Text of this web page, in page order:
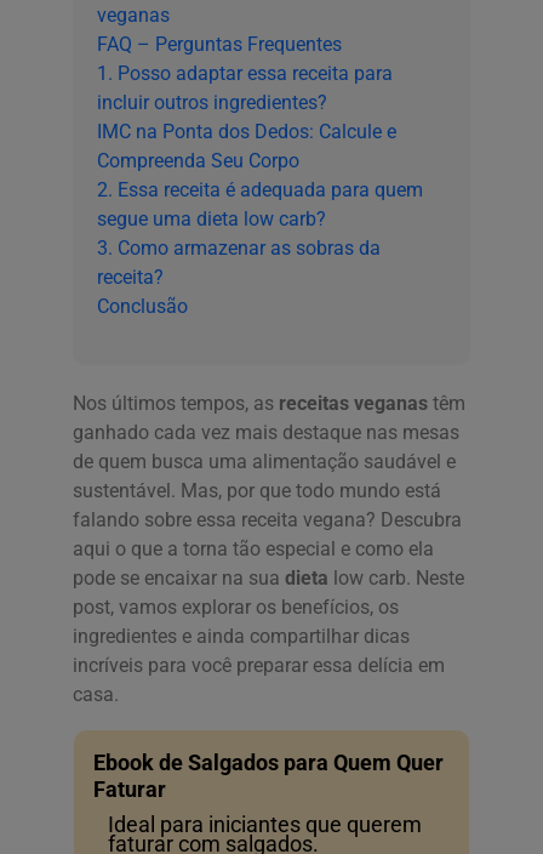
veganas
FAQ – Perguntas Frequentes
1. Posso adaptar essa receita para
incluir outros ingredientes?
IMC na Ponta dos Dedos: Calcule e
Compreenda Seu Corpo
2. Essa receita é adequada para quem
segue uma dieta low carb?
3. Como armazenar as sobras da
receita?
Conclusão
Nos últimos tempos, as receitas veganas têm
ganhado cada vez mais destaque nas mesas
de quem busca uma alimentação saudável e
sustentável. Mas, por que todo mundo está
falando sobre essa receita vegana? Descubra
aqui o que a torna tão especial e como ela
pode se encaixar na sua dieta low carb. Neste
post, vamos explorar os benefícios, os
ingredientes e ainda compartilhar dicas
incríveis para você preparar essa delícia em
casa.
Ebook de Salgados para Quem Quer
Faturar
Ideal para iniciantes que querem
faturar com salgados.